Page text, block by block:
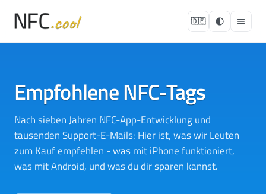
🇩🇪
Empfohlene NFC-Tags
Nach sieben Jahren NFC-App-Entwicklung und
tausenden Support-E-Mails: Hier ist, was wir Leuten
zum Kauf empfehlen - was mit iPhone funktioniert,
was mit Android, und was du dir sparen kannst.